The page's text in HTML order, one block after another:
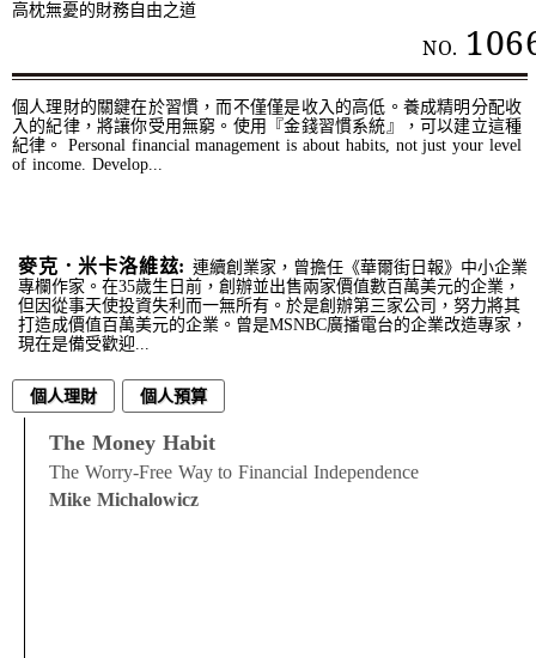
高枕無憂的財務自由之道
NO.
個人理財的關鍵在於習慣，而不僅僅是收入的高低。養成精明分配收
入的紀律，將讓你受用無窮。使用『金錢習慣系統』，可以建立這種
紀律。 Personal financial management is about habits, not just your level
of income. Develop...
麥克．米卡洛維玆: 連續創業家，曾擔任《華爾街日報》中小企業
專欄作家。在35歲生日前，創辦並出售兩家價值數百萬美元的企業，
但因從事天使投資失利而一無所有。於是創辦第三家公司，努力將其
打造成價值百萬美元的企業。曾是MSNBC廣播電台的企業改造專家，
現在是備受歡迎...
個人理財 個人預算
The Money Habit
The Worry-Free Way to Financial Independence
Mike Michalowicz